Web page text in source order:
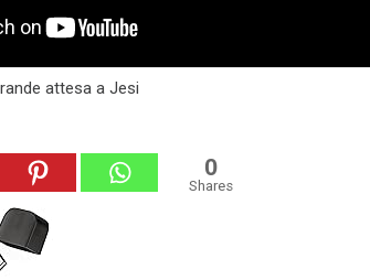
attesa a Jesi
0
Shares